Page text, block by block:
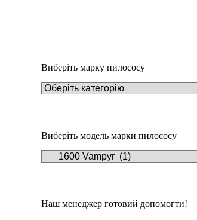
Виберіть марку пилососу
Виберіть модель марки пилососу
Наш менеджер готовий допомогти!